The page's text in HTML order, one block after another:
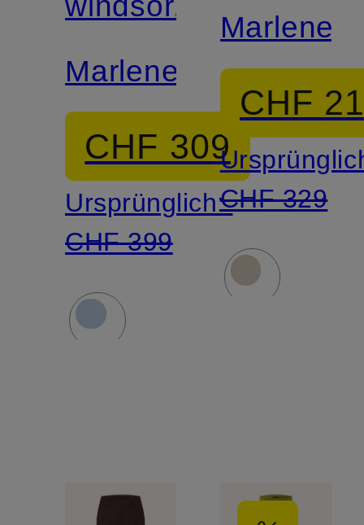
Marlenehose
CHF 309
Ursprünglich:
CHF 399
CHF
CHF 329